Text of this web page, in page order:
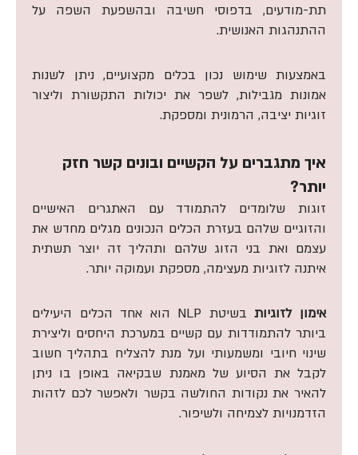
תת-מודעים, בדפוסי חשיבה ובהשפעת השפה על
ההתנהגות האנושית.
באמצעות שימוש נכון בכלים מקצועיים, ניתן לשנות
אמונות מגבילות, לשפר את יכולות התקשורת וליצור
זוגיות יציבה, הרמונית ומספקת.
איך מתגברים על הקשיים ובונים קשר חזק
יותר?
זוגות שלומדים להתמודד עם האתגרים האישיים
והזוגיים שלהם בעזרת הכלים הנכונים מגלים מחדש את
עצמם ואת בני הזוג שלהם ותהליך זה יוצר תשתית
איתנה לזוגיות מעצימה, מספקת ועמוקה יותר.
אימון לזוגיות
בשיטת NLP הוא אחד הכלים היעילים
ביותר להתמודדות עם קשיים במערכת היחסים וליצירת
שינוי חיובי ומשמעותי ועל מנת להצליח בתהליך חשוב
לקבל את הסיוע של מאמנת שבקיאה באופן בו ניתן
להאיר את נקודות החולשה בקשר ולאפשר לכם לזהות
הזדמנויות לצמיחה ולשיפור.